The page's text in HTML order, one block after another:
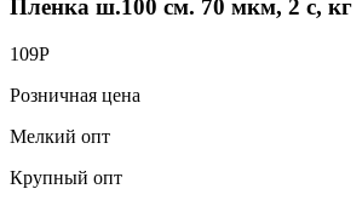
Пленка ш.100 см. 70 мкм, 2 с, кг
109Р
Розничная цена
Мелкий опт
Крупный опт